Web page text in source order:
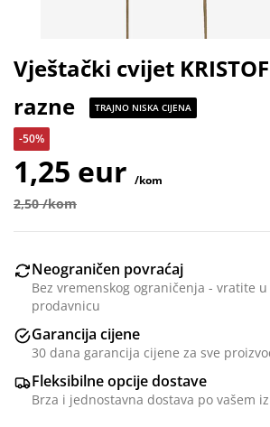
Vještački cvijet
razne
TRAJNO NISKA CIJENA
-50%
1,25 eur /kom
2,50 /kom
Neograničen povraćaj
Bez vremenskog ograničenja - vratite u
prodavnicu
Garancija cijene
30 dana garancija cijene za sve
Fleksibilne opcije dostave
Brza i jednostavna dostava po vašem